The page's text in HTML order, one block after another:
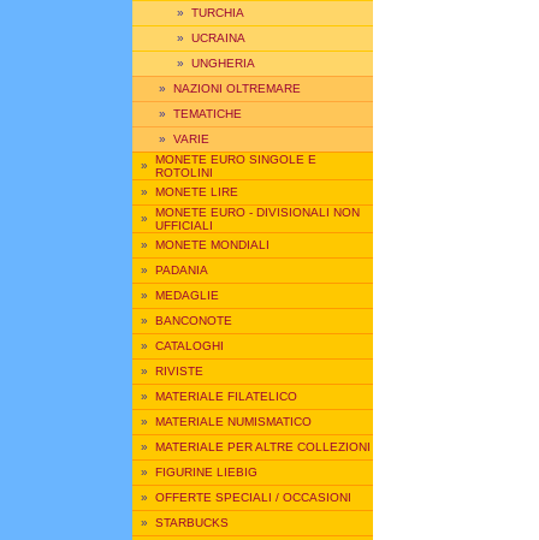
» TURCHIA
» UCRAINA
» UNGHERIA
» NAZIONI OLTREMARE
» TEMATICHE
» VARIE
» MONETE EURO SINGOLE E
ROTOLINI
» MONETE LIRE
» MONETE EURO - DIVISIONALI NON
UFFICIALI
» MONETE MONDIALI
» PADANIA
» MEDAGLIE
» BANCONOTE
» CATALOGHI
» RIVISTE
» MATERIALE FILATELICO
» MATERIALE NUMISMATICO
» MATERIALE PER ALTRE COLLEZIONI
» FIGURINE LIEBIG
» OFFERTE SPECIALI / OCCASIONI
» STARBUCKS